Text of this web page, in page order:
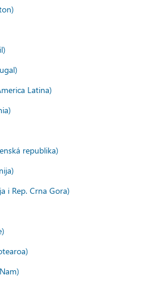
Latina)
republika)
i Rep. Crna Gora)